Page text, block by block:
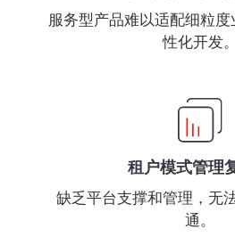
服务型产品难以适配细粒
性化开发。
租户模式管理
缺乏平台支撑和管理，无
通。